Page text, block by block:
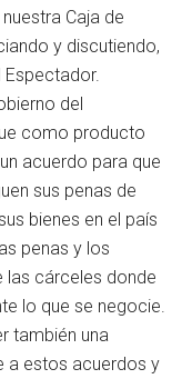
Caja de
y discutiendo,
del
como producto
acuerdo para que
sus penas de
bienes en el país
penas y los
las cárceles donde
lo que se negocie.
también una
a estos acuerdos y